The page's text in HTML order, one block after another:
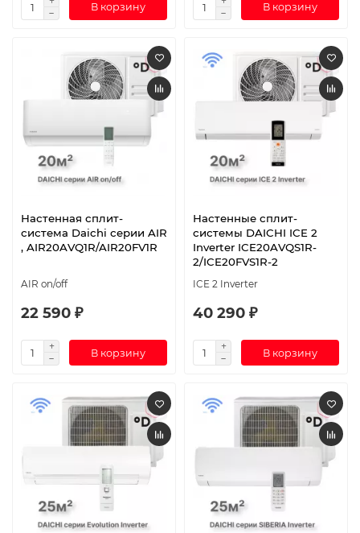
В корзину В корзину
Настенная сплит-
система Daichi серии AIR
, AIR20AVQ1R/AIR20FV1R
AIR on/off
22 590 ₽
В корзину
Настенные сплит-
системы DAICHI ICE 2
Inverter ICE20AVQS1R-
2/ICE20FVS1R-2
ICE 2 Inverter
40 290 ₽
В корзину